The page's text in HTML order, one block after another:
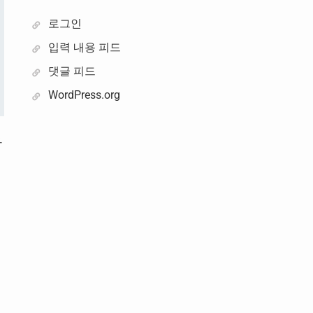
로그인
입력 내용 피드
댓글 피드
WordPress.org